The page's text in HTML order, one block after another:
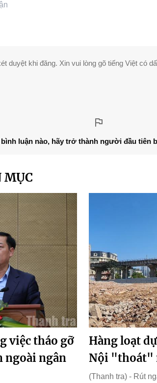
duyệt khi đăng. Xin vui lòng gõ tiếng Việt có
luận nào, hãy trở thành người đầu tiên
MỤC
việc tháo gỡ
ngoài ngân
Hàng loạt
Nội "thoát"
(Thanh tra) - Rút